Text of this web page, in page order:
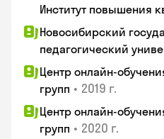
Институт повышения
Новосибирский
педагогический
Центр онлайн-
групп • 2019 г.
Центр онлайн-
групп • 2020 г.